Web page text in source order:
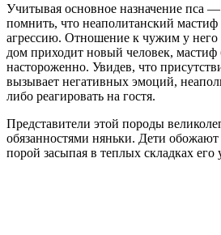
Учитывая основное назначение пса
помнить, что неаполитанский
агрессию. Отношение к чужим у него
дом приходит новый человек, мастиф
настороженно. Увидев, что
вызывает негативных эмоций,
либо реагировать на гостя.
Представители этой породы
обязанностями няньки. Дети
порой засыпая в теплых складках